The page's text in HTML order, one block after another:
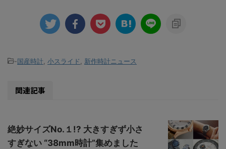
-国産時計, 小スライド, 新作時計ニュース
関連記事
絶妙サイズNo.１!? 大きすぎず小さ
すぎない “38mm時計”集めました